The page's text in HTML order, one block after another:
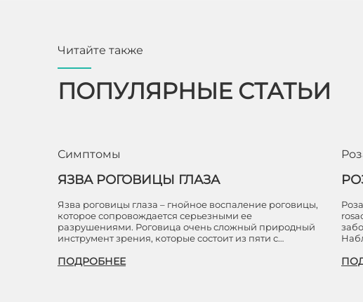
Читайте также
ПОПУЛЯРНЫЕ СТАТЬИ
Симптомы
ЯЗВА РОГОВИЦЫ ГЛАЗА
Язва роговицы глаза – гнойное воспаление роговицы,
которое сопровождается серьезными ее
разрушениями. Роговица очень сложный природный
инструмент зрения, которые состоит из пяти с…
ПОДРОБНЕЕ